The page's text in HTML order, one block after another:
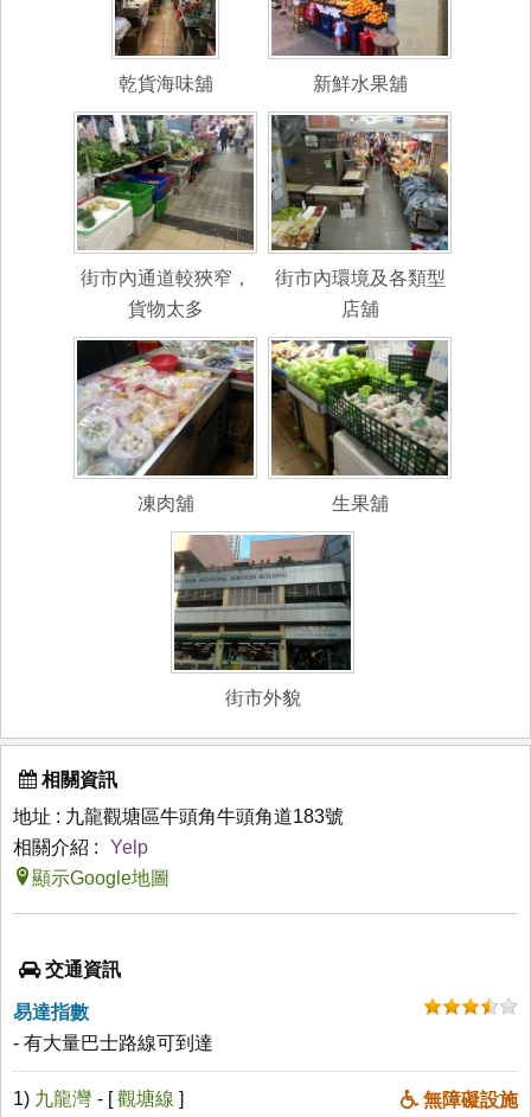
乾貨海味舖 新鮮水果舖
街市內通道較狹窄，
貨物太多
街市內環境及各類型
店舖
凍肉舖 生果舖
街市外貌
相關資訊
地址 : 九龍觀塘區牛頭角牛頭角道183號
相關介紹 :
Yelp
顯示Google地圖
交通資訊
易達指數
- 有大量巴士路線可到達
1) 九龍灣 無障礙設施
- [觀塘線 ]